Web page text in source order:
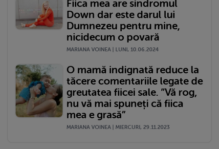
Fiica mea are sindromul
Down dar este darul lui
Dumnezeu pentru mine,
nicidecum o povară
MARIANA VOINEA | LUNI, 10.06.2024
O mamă indignată reduce la
tăcere comentariile legate de
greutatea fiicei sale. ”Vă rog,
nu vă mai spuneți că fiica
mea e grasă”
MARIANA VOINEA | MIERCURI, 29.11.2023